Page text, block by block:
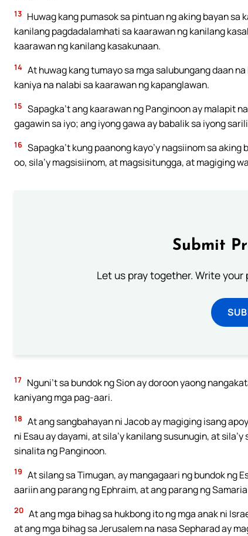
13 Huwag kang pumasok sa pintuan ng aking bayan
kanilang pagdadalamhati sa kaarawan ng kanilang
kaarawan ng kanilang kasakunaan.
14 At huwag kang tumayo sa mga salubungang daan
kaniya na nalabi sa kaarawan ng kapanglawan.
15 Sapagka’t ang kaarawan ng Panginoon ay malapit
gagawin sa iyo; ang iyong gawa ay babalik sa iyong
16 Sapagka’t kung paanong kayo’y nagsiinom sa
oo, sila’y magsisiinom, at magsisitungga, at magiging
Submit
Let us pray together. Write
17 Nguni’t sa bundok ng Sion ay doroon yaong
kaniyang mga pag-aari.
18 At ang sangbahayan ni Jacob ay magiging isang
ni Esau ay dayami, at sila’y kanilang susunugin, at
sinalita ng Panginoon.
19 At silang sa Timugan, ay mangagaari ng bundok ng
aariin ang parang ng Ephraim, at ang parang ng
20 At ang mga bihag sa hukbong ito ng mga anak ni
at ang mga bihag sa Jerusalem na nasa Sepharad ay